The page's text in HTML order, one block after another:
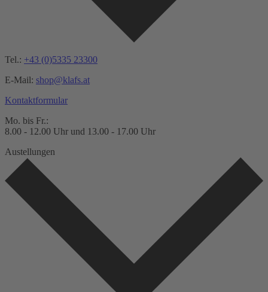
Tel.: +43 (0)5335 23300
E-Mail: shop@klafs.at
Kontaktformular
Mo. bis Fr.:
8.00 - 12.00 Uhr und 13.00 - 17.00 Uhr
Austellungen